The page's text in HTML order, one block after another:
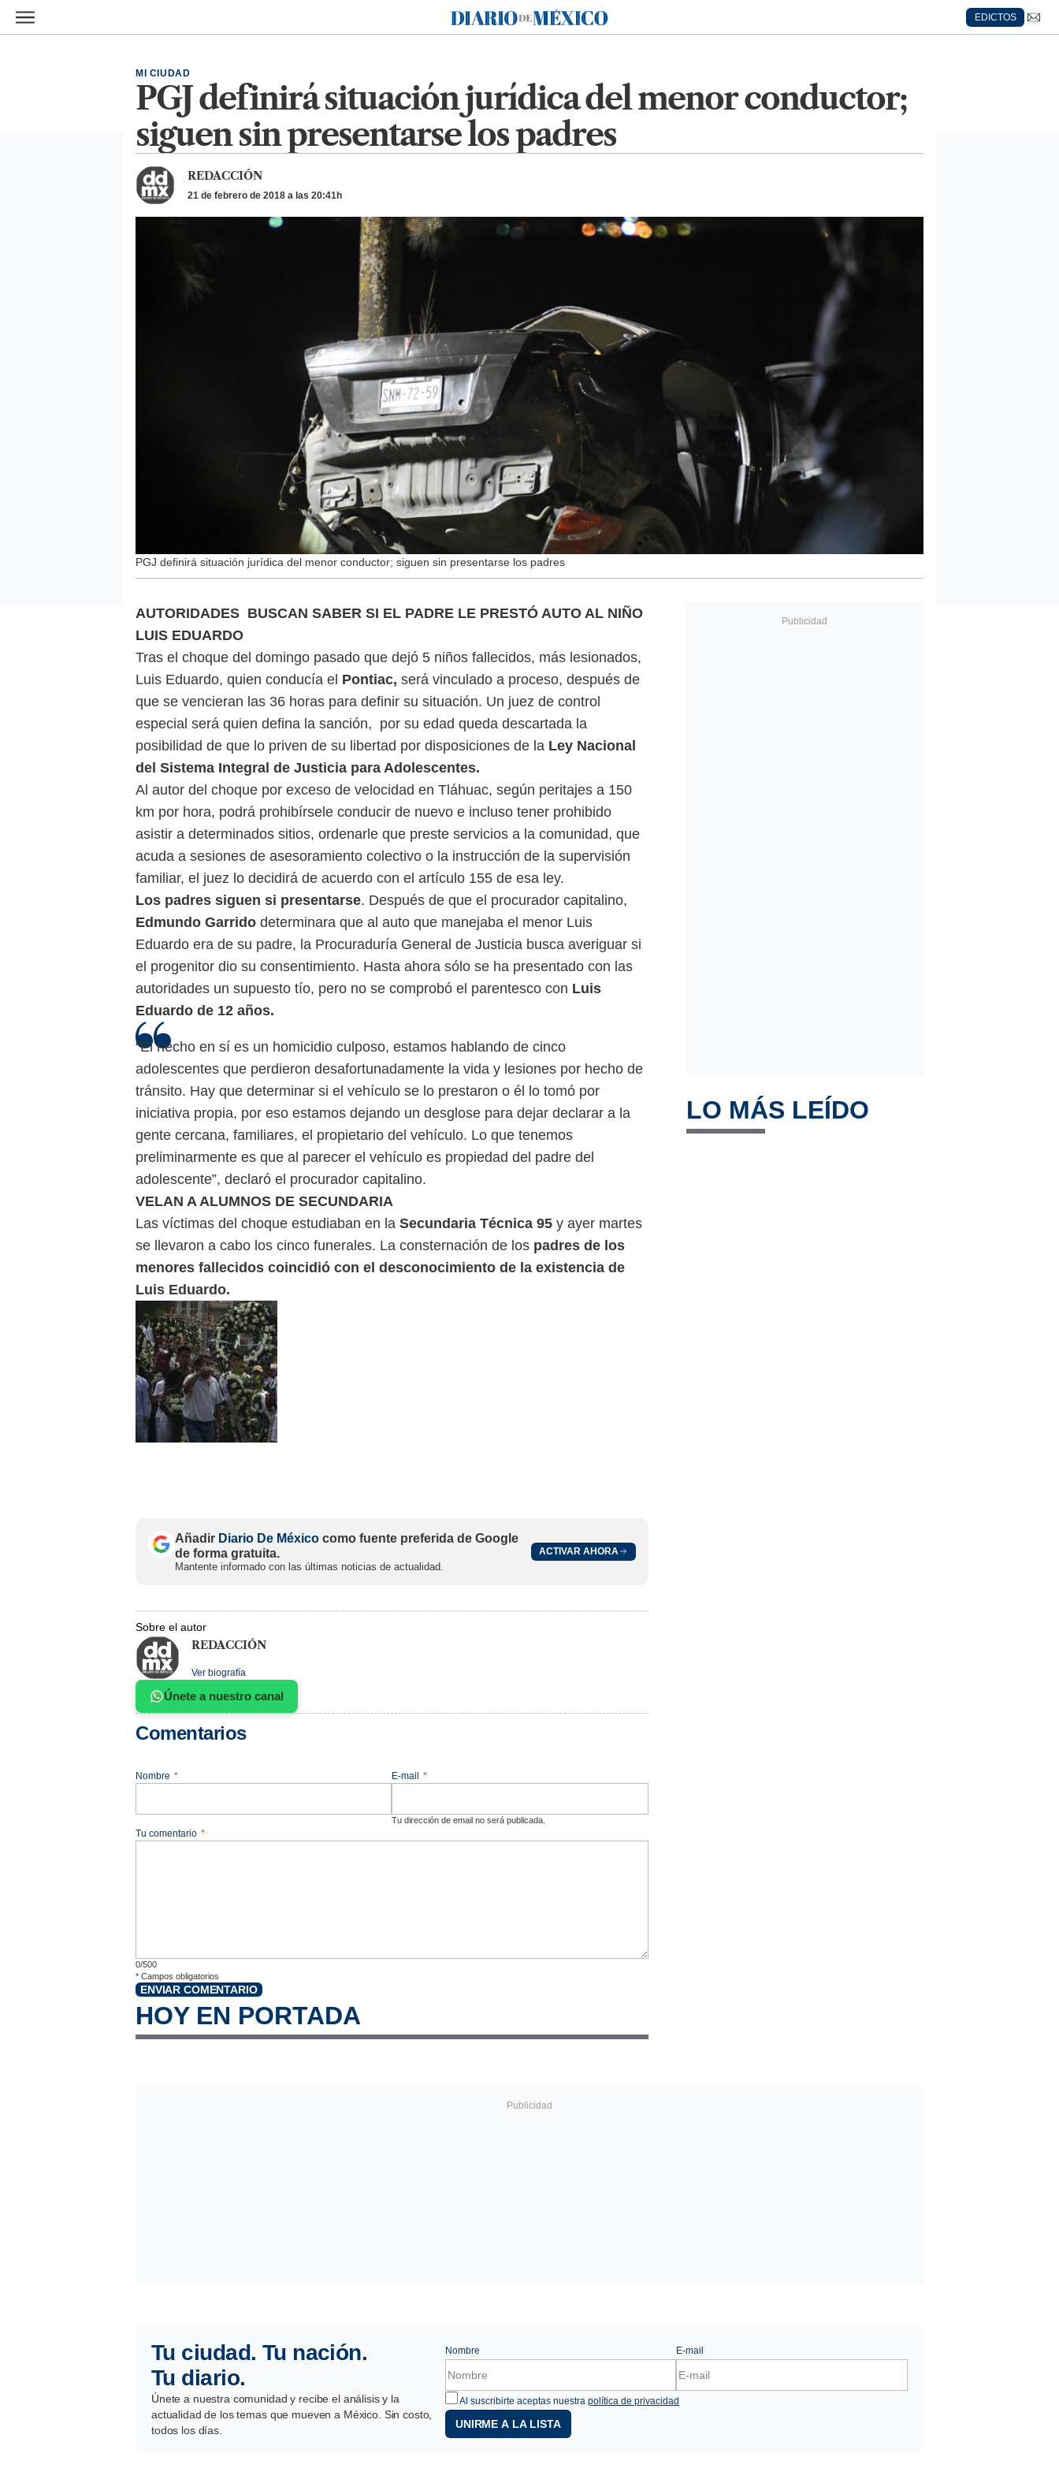
Ir al contenido principal
Diario de México
EDICTOS
PGJ definirá situación jurídica del menor conductor;
siguen sin presentarse los padres
MI CIUDAD
REDACCIÓN
21 de febrero de 2018 a las 20:41h
PGJ definirá situación jurídica del menor conductor; siguen sin presentarse los padres
AUTORIDADES BUSCAN SABER SI EL PADRE LE PRESTÓ AUTO AL NIÑO
LUIS EDUARDO
Tras el choque del domingo pasado que dejó 5 niños fallecidos, más lesionados,
Luis Eduardo, quien conducía el Pontiac, será vinculado a proceso, después de
que se vencieran las 36 horas para definir su situación. Un juez de control
especial será quien defina la sanción, por su edad queda descartada la
posibilidad de que lo priven de su libertad por disposiciones de la Ley Nacional
del Sistema Integral de Justicia para Adolescentes.
Al autor del choque por exceso de velocidad en Tláhuac, según peritajes a 150
km por hora, podrá prohibírsele conducir de nuevo e incluso tener prohibido
asistir a determinados sitios, ordenarle que preste servicios a la comunidad, que
acuda a sesiones de asesoramiento colectivo o la instrucción de la supervisión
familiar, el juez lo decidirá de acuerdo con el artículo 155 de esa ley.
Los padres siguen si presentarse. Después de que el procurador capitalino,
Edmundo Garrido determinara que al auto que manejaba el menor Luis
Eduardo era de su padre, la Procuraduría General de Justicia busca averiguar si
el progenitor dio su consentimiento. Hasta ahora sólo se ha presentado con las
autoridades un supuesto tío, pero no se comprobó el parentesco con Luis
Eduardo de 12 años.
“El hecho en sí es un homicidio culposo, estamos hablando de cinco
adolescentes que perdieron desafortunadamente la vida y lesiones por hecho de
tránsito. Hay que determinar si el vehículo se lo prestaron o él lo tomó por
iniciativa propia, por eso estamos dejando un desglose para dejar declarar a la
gente cercana, familiares, el propietario del vehículo. Lo que tenemos
preliminarmente es que al parecer el vehículo es propiedad del padre del
adolescente”, declaró el procurador capitalino.
VELAN A ALUMNOS DE SECUNDARIA
Las víctimas del choque estudiaban en la Secundaria Técnica 95 y ayer martes
se llevaron a cabo los cinco funerales. La consternación de los padres de los
menores fallecidos coincidió con el desconocimiento de la existencia de
Luis Eduardo.
Añadir Diario De México como fuente preferida de Google
de forma gratuita.
Mantente informado con las últimas noticias de actualidad.
ACTIVAR AHORA
Sobre el autor
REDACCIÓN
Ver biografía
Únete a nuestro canal
Comentarios
Nombre * E-mail *
Tu dirección de email no será publicada.
Tu comentario *
0/500
* Campos obligatorios
ENVIAR COMENTARIO
HOY EN PORTADA
LO MÁS LEÍDO
Tu ciudad. Tu nación.
Tu diario.
Únete a nuestra comunidad y recibe el análisis y la
actualidad de los temas que mueven a México. Sin costo,
todos los días.
Nombre E-mail
Al suscribirte aceptas nuestra política de privacidad
UNIRME A LA LISTA